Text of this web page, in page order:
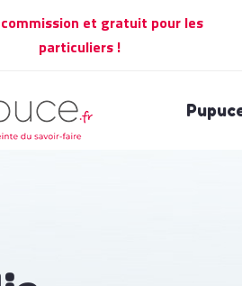
commission et gratuit pour les
particuliers !